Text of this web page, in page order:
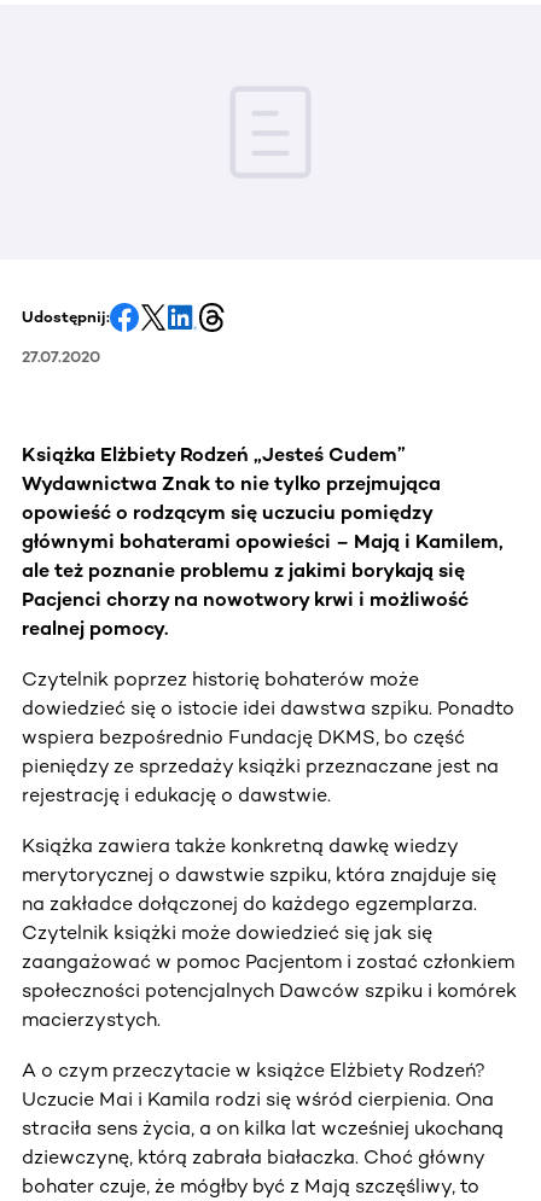
Udostępnij:
27.07.2020
Książka Elżbiety Rodzeń „Jesteś Cudem”
Wydawnictwa Znak to nie tylko przejmująca
opowieść o rodzącym się uczuciu pomiędzy
głównymi bohaterami opowieści – Mają i Kamilem,
ale też poznanie problemu z jakimi borykają się
Pacjenci chorzy na nowotwory krwi i możliwość
realnej pomocy.
Czytelnik poprzez historię bohaterów może
dowiedzieć się o istocie idei dawstwa szpiku. Ponadto
wspiera bezpośrednio Fundację DKMS, bo część
pieniędzy ze sprzedaży książki przeznaczane jest na
rejestrację i edukację o dawstwie.
Książka zawiera także konkretną dawkę wiedzy
merytorycznej o dawstwie szpiku, która znajduje się
na zakładce dołączonej do każdego egzemplarza.
Czytelnik książki może dowiedzieć się jak się
zaangażować w pomoc Pacjentom i zostać członkiem
społeczności potencjalnych Dawców szpiku i komórek
macierzystych.
A o czym przeczytacie w książce Elżbiety Rodzeń?
Uczucie Mai i Kamila rodzi się wśród cierpienia. Ona
straciła sens życia, a on kilka lat wcześniej ukochaną
dziewczynę, którą zabrała białaczka. Choć główny
bohater czuje, że mógłby być z Mają szczęśliwy, to